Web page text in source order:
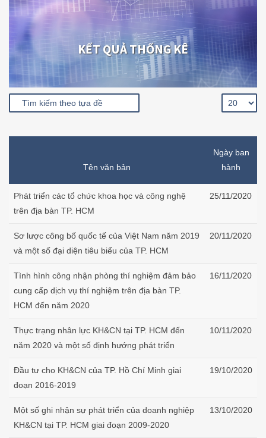
KẾT QUẢ THỐNG KÊ
Tên văn bản
Ngày ban
hành
Phát triển các tổ chức khoa học và công nghệ
trên địa bàn TP. HCM
25/11/2020
Sơ lược công bố quốc tế của Việt Nam năm 2019
và một số đại diện tiêu biểu của TP. HCM
20/11/2020
Tình hình công nhận phòng thí nghiệm đảm bảo
cung cấp dịch vụ thí nghiệm trên địa bàn TP.
HCM đến năm 2020
16/11/2020
Thực trạng nhân lực KH&CN tại TP. HCM đến
năm 2020 và một số định hướng phát triển
10/11/2020
Đầu tư cho KH&CN của TP. Hồ Chí Minh giai
đoạn 2016-2019
19/10/2020
Một số ghi nhận sự phát triển của doanh nghiệp
KH&CN tại TP. HCM giai đoạn 2009-2020
13/10/2020